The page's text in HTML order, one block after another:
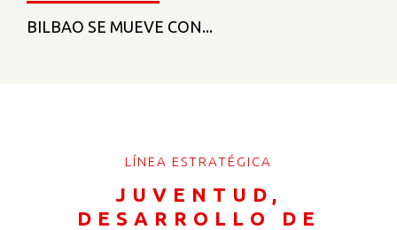
BILBAO SE MUEVE CON...
LÍNEA ESTRATÉGICA
JUVENTUD,
DESARROLLO DE